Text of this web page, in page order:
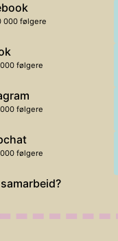
000 følgere
følgere
følgere
følgere